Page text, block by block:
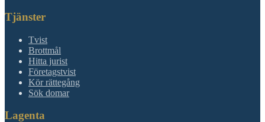
Tjänster
Tvist
Brottmål
Hitta jurist
Företagstvist
Kör rättegång
Sök domar
Lagenta